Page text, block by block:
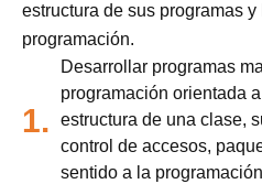
estructura de sus programas
programación.
1.
Desarrollar programas
programación orientada
estructura de una clase,
control de accesos,
sentido a la